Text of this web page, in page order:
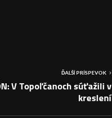
ĎALŠÍ PRÍSPEVOK
V Topoľčanoch súťažili v
kreslení